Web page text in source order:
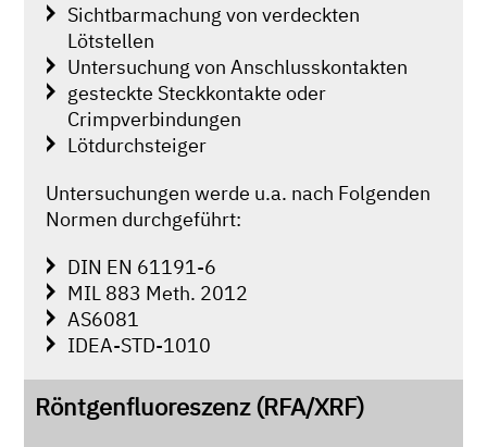
Sichtbarmachung von verdeckten
Lötstellen
Untersuchung von Anschlusskontakten
gesteckte Steckkontakte oder
Crimpverbindungen
Lötdurchsteiger
Untersuchungen werde u.a. nach Folgenden
Normen durchgeführt:
DIN EN 61191-6
MIL 883 Meth. 2012
AS6081
IDEA-STD-1010
Röntgenfluoreszenz (RFA/XRF)